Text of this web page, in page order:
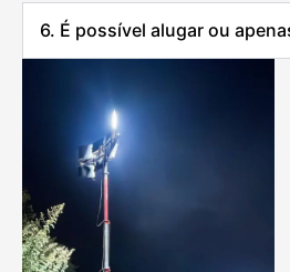
6. É possível alugar ou